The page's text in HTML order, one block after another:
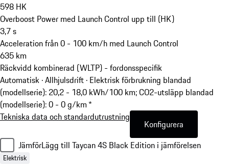
598 HK
Overboost Power med Launch Control upp till (HK)
3,7s
Acceleration från 0 - 100 km/h med Launch Control
635 km
Räckvidd kombinerad (WLTP) - fordonsspecifik
Automatisk · Allhjulsdrift · Elektrisk förbrukning blandad
(modellserie): 20,2 - 18,0 kWh/100 km; CO2-utsläpp blandad
(modellserie): 0 - 0 g/km *
Tekniska data och standardutrustning
Konfigurera
JämförLägg till Taycan 4S Black Edition i jämförelsen
Elektrisk